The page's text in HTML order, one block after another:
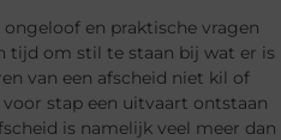
en praktische vragen
tijd om stil te staan bij wat er is
van een afscheid niet kil of
stap een uitvaart ontstaan
is namelijk veel meer dan